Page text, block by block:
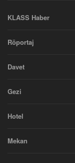
KLASS Haber
Röportaj
Davet
Gezi
Hotel
Mekan